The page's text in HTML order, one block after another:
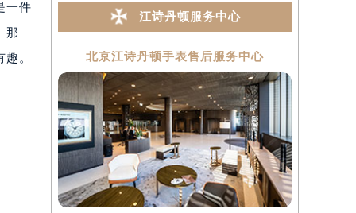
一件
那
。
江诗丹顿服务中心
北京江诗丹顿手表售后服务中心